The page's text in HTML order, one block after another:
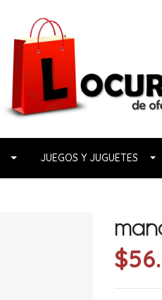
JUEGOS Y JUGUETES